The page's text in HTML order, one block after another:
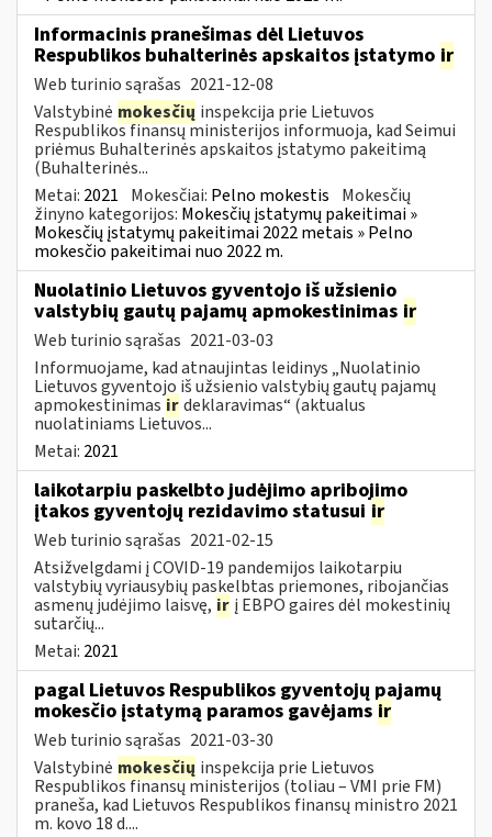
Informacinis pranešimas dėl Lietuvos
Respublikos buhalterinės apskaitos įstatymo ir
Web turinio sąrašas 2021-12-08
Valstybinė mokesčių inspekcija prie Lietuvos
Respublikos finansų ministerijos informuoja, kad Seimui
priėmus Buhalterinės apskaitos įstatymo pakeitimą
(Buhalterinės...
Metai: 2021 Mokesčiai: Pelno mokestis Mokesčių
žinyno kategorijos: Mokesčių įstatymų pakeitimai »
Mokesčių įstatymų pakeitimai 2022 metais » Pelno
mokesčio pakeitimai nuo 2022 m.
Nuolatinio Lietuvos gyventojo iš užsienio
valstybių gautų pajamų apmokestinimas ir
Web turinio sąrašas 2021-03-03
Informuojame, kad atnaujintas leidinys „Nuolatinio
Lietuvos gyventojo iš užsienio valstybių gautų pajamų
apmokestinimas irdeklaravimas“ (aktualus
nuolatiniams Lietuvos...
Metai: 2021
laikotarpiu paskelbto judėjimo apribojimo
įtakos gyventojų rezidavimo statusui ir
Web turinio sąrašas 2021-02-15
Atsižvelgdami į COVID-19 pandemijos laikotarpiu
valstybių vyriausybių paskelbtas priemones, ribojančias
asmenų judėjimo laisvę, ir į EBPO gaires dėl mokestinių
sutarčių...
Metai: 2021
pagal Lietuvos Respublikos gyventojų pajamų
mokesčio įstatymą paramos gavėjams ir
Web turinio sąrašas 2021-03-30
Valstybinė mokesčių inspekcija prie Lietuvos
Respublikos finansų ministerijos (toliau – VMI prie FM)
praneša, kad Lietuvos Respublikos finansų ministro 2021
m. kovo 18 d....